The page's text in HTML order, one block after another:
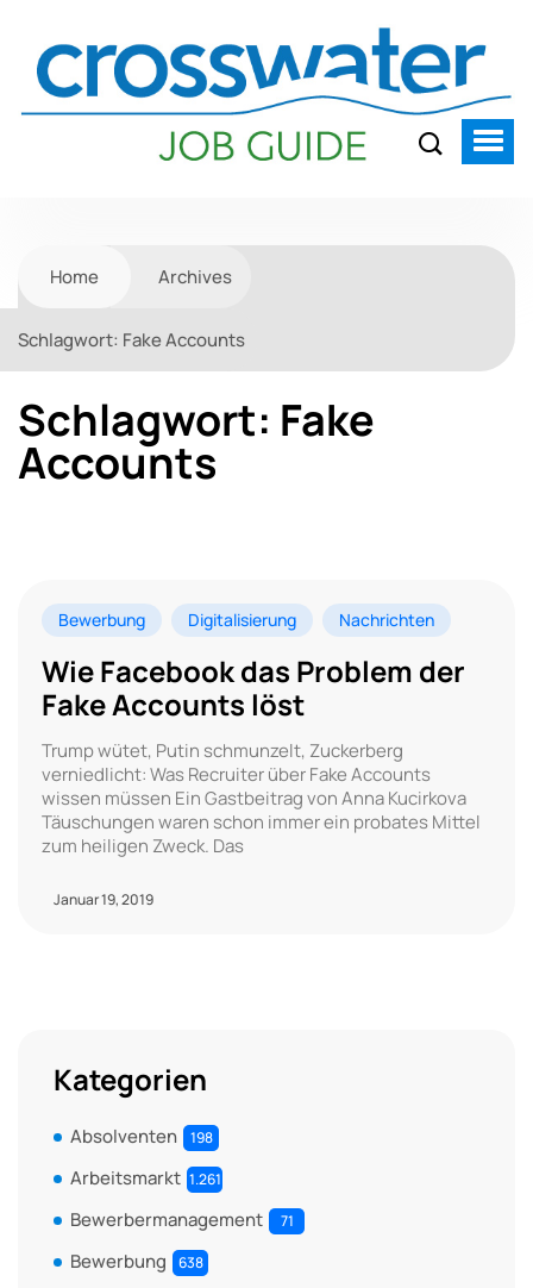
Home Archives
Schlagwort: Fake Accounts
Schlagwort: Fake
Accounts
Bewerbung Digitalisierung Nachrichten
Wie Facebook das Problem der
Fake Accounts löst
Trump wütet, Putin schmunzelt, Zuckerberg
verniedlicht: Was Recruiter über Fake Accounts
wissen müssen Ein Gastbeitrag von Anna Kucirkova
Täuschungen waren schon immer ein probates Mittel
zum heiligen Zweck. Das
Januar 19, 2019
Kategorien
Absolventen 198
Arbeitsmarkt 1.261
Bewerbermanagement 71
Bewerbung 638